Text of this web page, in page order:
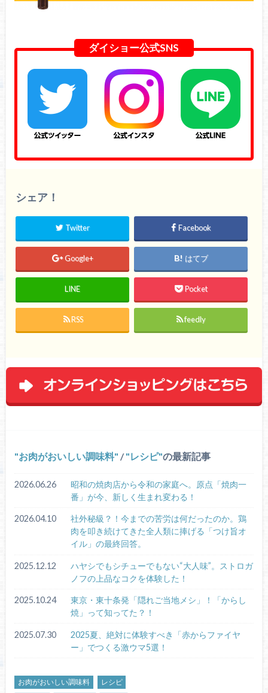
ダイショー公式SNS
シェア！
Twitter Facebook
Google+ はてブ
LINE Pocket
RSS feedly
お肉がおいしい調味料 / レシピ の最新記事
2026.06.26
昭和の焼肉店から令和の家庭へ。原点「焼肉一
番」が今、新しく生まれ変わる！
2026.04.10
社外秘級？！今までの苦労は何だったのか。鶏
肉を叩き続けてきた全人類に捧げる「つけ旨オ
イル」の最終回答。
2025.12.12
ハヤシでもシチューでもない“大人味”。ストロガ
ノフの上品なコクを体験した！
2025.10.24
東京・東十条発「隠れご当地メシ」！「からし
焼」って知ってた？！
2025.07.30
2025夏、絶対に体験すべき「赤からファイヤ
ー」でつくる激ウマ5選！
お肉がおいしい調味料
レシピ